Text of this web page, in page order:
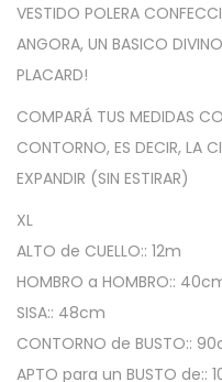
e
r
a
d
e
M
l
e
y
L
VESTIDO POLERA
ANGORA, UN BASICO
PLACARD!
COMPARÁ TUS MEDIDAS
CONTORNO, ES DECIR, LA
EXPANDIR (SIN ESTIRAR)
XL
ALTO de CUELLO:: 12m
HOMBRO a HOMBRO::
SISA:: 48cm
CONTORNO de BUSTO::
APTO para un BUSTO de::